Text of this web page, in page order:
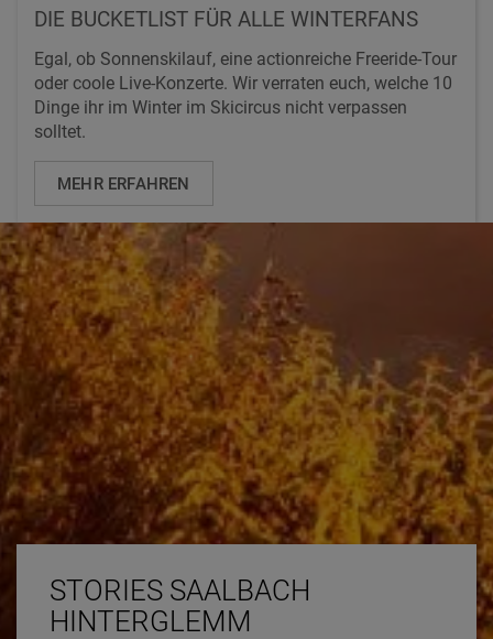
DIE BUCKETLIST FÜR ALLE WINTERFANS
Egal, ob Sonnenskilauf, eine actionreiche Freeride-Tour
oder coole Live-Konzerte. Wir verraten euch, welche 10
Dinge ihr im Winter im Skicircus nicht verpassen
solltet.
MEHR ERFAHREN
STORIES SAALBACH
HINTERGLEMM